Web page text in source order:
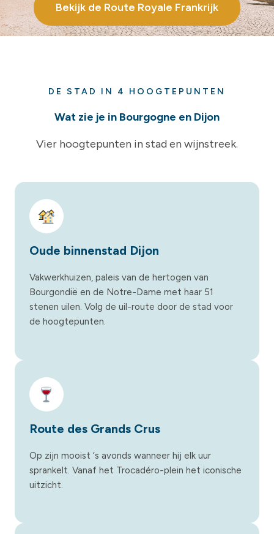
Bekijk de Route Royale Frankrijk
DE STAD IN 4 HOOGTEPUNTEN
Wat zie je in Bourgogne en Dijon
Vier hoogtepunten in stad en wijnstreek.
Oude binnenstad Dijon
Vakwerkhuizen, paleis van de hertogen van
Bourgondië en de Notre-Dame met haar 51
stenen uilen. Volg de uil-route door de stad voor
de hoogtepunten.
Route des Grands Crus
Op zijn mooist ‘s avonds wanneer hij elk uur
sprankelt. Vanaf het Trocadéro-plein het iconische
uitzicht.